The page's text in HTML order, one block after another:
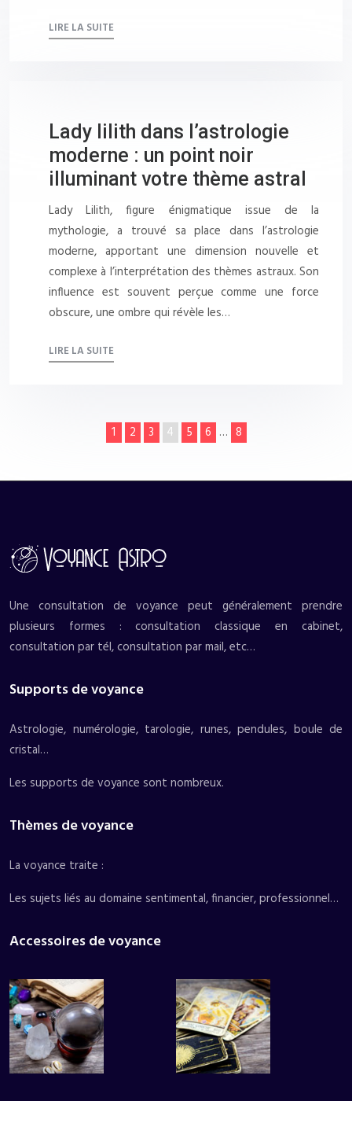
LIRE LA SUITE
Lady lilith dans l’astrologie
moderne : un point noir
illuminant votre thème astral
Lady Lilith, figure énigmatique issue de la
mythologie, a trouvé sa place dans l’astrologie
moderne, apportant une dimension nouvelle et
complexe à l’interprétation des thèmes astraux. Son
influence est souvent perçue comme une force
obscure, une ombre qui révèle les…
LIRE LA SUITE
1 2 3 4 5 6 … 8
Une consultation de voyance peut généralement prendre
plusieurs formes : consultation classique en cabinet,
consultation par tél, consultation par mail, etc…
Supports de voyance
Astrologie, numérologie, tarologie, runes, pendules, boule de
cristal…
Les supports de voyance sont nombreux.
Thèmes de voyance
La voyance traite :
Les sujets liés au domaine sentimental, financier, professionnel…
Accessoires de voyance